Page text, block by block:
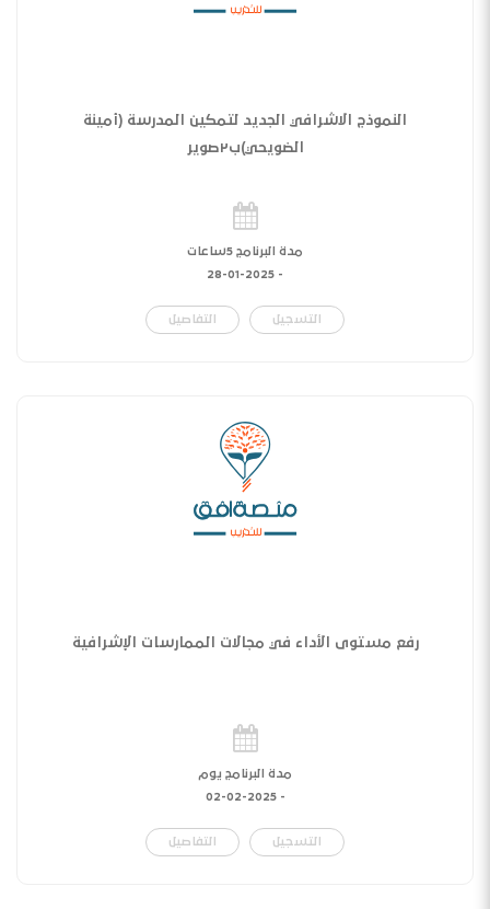
النموذج الاشرافي الجديد لتمكين المدرسة (أمينة
الضويحي)ب٢صوير
مدة البرنامج 5ساعات
-
28-01-2025
التسجيل التفاصيل
رفع مستوى الأداء في مجالات الممارسات الإشرافية
مدة البرنامج يوم
-
02-02-2025
التسجيل التفاصيل